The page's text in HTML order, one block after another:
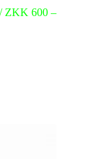
ZKK 600 –